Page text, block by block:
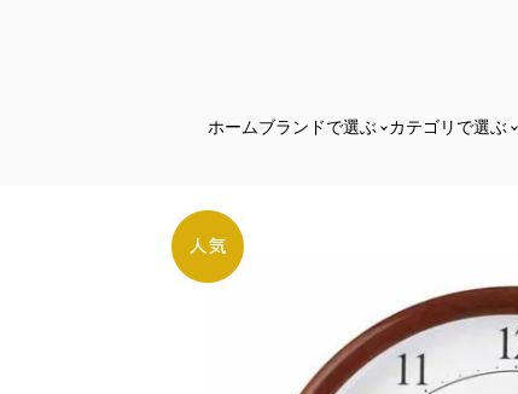
ホームブランドで選ぶ カテゴリで選ぶ